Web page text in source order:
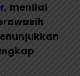
menilai